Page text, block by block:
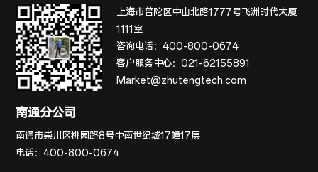
上海市普陀区中山北路1777号飞洲时代大厦
1111室
咨询电话：400-800-0674
客户服务中心：021-62155891
Market@zhutengtech.com
南通分公司
南通市崇川区桃园路8号中南世纪城17幢17层
电话：400-800-0674